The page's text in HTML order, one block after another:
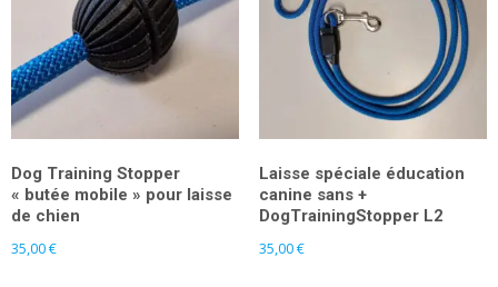
Dog Training Stopper
« butée mobile » pour laisse
de chien
35,00€
Laisse spéciale éducation
canine sans +
DogTrainingStopper L2
35,00€